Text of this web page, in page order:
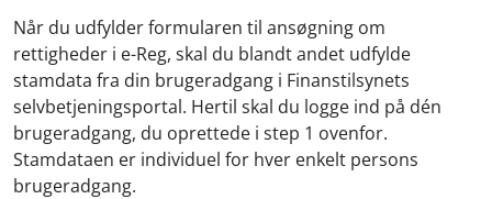
Når du udfylder formularen til ansøgning om
rettigheder i e-Reg, skal du blandt andet udfylde
stamdata fra din brugeradgang i Finanstilsynets
selvbetjeningsportal. Hertil skal du logge ind på dén
brugeradgang, du oprettede i step 1 ovenfor.
Stamdataen er individuel for hver enkelt persons
brugeradgang.